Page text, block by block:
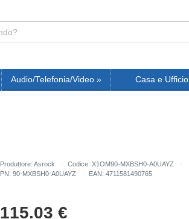
Audio/Telefonia/Video » Casa e Ufficio
Produttore: Asrock
Codice: X1OM90-MXBSH0-A0UAYZ
PN: 90-MXBSH0-A0UAYZ
EAN: 4711581490765
115.03 €